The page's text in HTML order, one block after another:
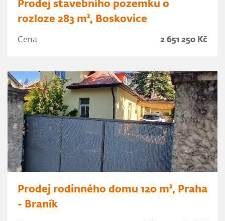
Prodej stavebního pozemku o
rozloze 283 m², Boskovice
Cena 2 651 250 Kč
Prodej rodinného domu 120 m², Praha
- Braník